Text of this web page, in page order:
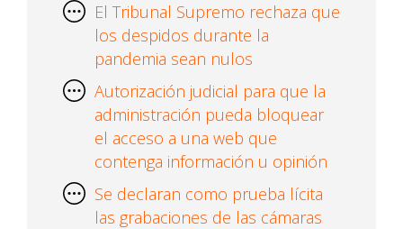
El Tribunal Supremo rechaza que
los despidos durante la
pandemia sean nulos
Autorización judicial para que la
administración pueda bloquear
el acceso a una web que
contenga información u opinión
Se declaran como prueba lícita
las grabaciones de las cámaras